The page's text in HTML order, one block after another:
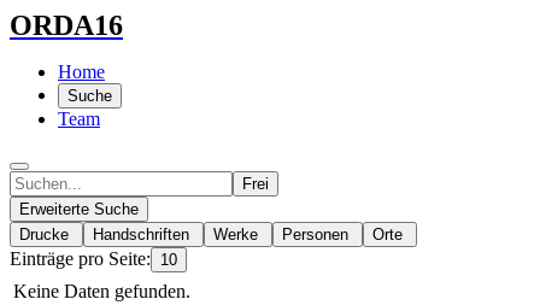
ORDA16
Home
Suche
Team
Frei
Erweiterte Suche
Drucke
Handschriften Werke Personen Orte
Einträge pro Seite: 10
Keine Daten gefunden.